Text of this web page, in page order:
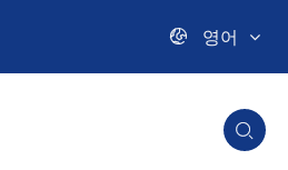
 영어
